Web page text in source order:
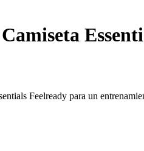
Camiseta
Feelready para un